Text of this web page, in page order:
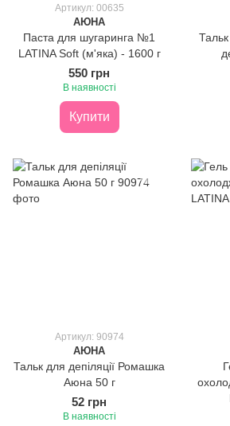
Артикул: 00635
АЮНА
Паста для шугаринга №1
LATINA Soft (м'яка) - 1600 г
550 грн
В наявності
Купити
Артикул: 90974
АЮНА
Тальк для депіляції Ромашка
Аюна 50 г
52 грн
В наявності